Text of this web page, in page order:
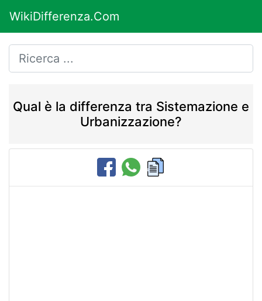
WikiDifferenza.Com
Qual è la differenza tra Sistemazione e
Urbanizzazione?